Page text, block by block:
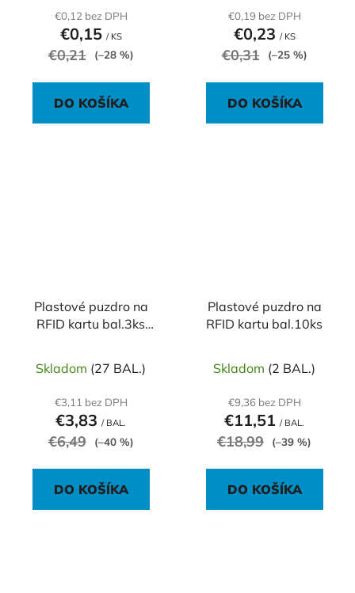
€0,12 bez DPH
€0,15 / KS
€0,21 (–28 %)
DO KOŠÍKA
€0,19 bez DPH
€0,23 / KS
€0,31 (–25 %)
DO KOŠÍKA
Plastové puzdro na
RFID kartu bal.3ks
Skladom (27 BAL.)
€3,11 bez DPH
€3,83 / BAL.
€6,49 (–40 %)
DO KOŠÍKA
Plastové puzdro na
RFID kartu bal.10ks
Skladom (2 BAL.)
€9,36 bez DPH
€11,51 / BAL.
€18,99 (–39 %)
DO KOŠÍKA